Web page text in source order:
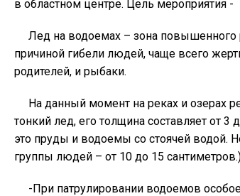
в областном центре. Цель мероприятия
Лед на водоемах – зона повышенного
причиной гибели людей, чаще всего
родителей, и рыбаки.
На данный момент на реках и озерах
тонкий лед, его толщина составляет от 3
это пруды и водоемы со стоячей водой.
группы людей – от 10 до 15
-При патрулировании водоемов